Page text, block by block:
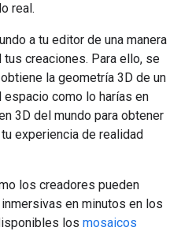
real.
a tu editor de una manera
creaciones. Para ello, se
la geometría 3D de un
como lo harías en
3D del mundo para obtener
experiencia de realidad
los creadores pueden
en minutos en los
los mosaicos